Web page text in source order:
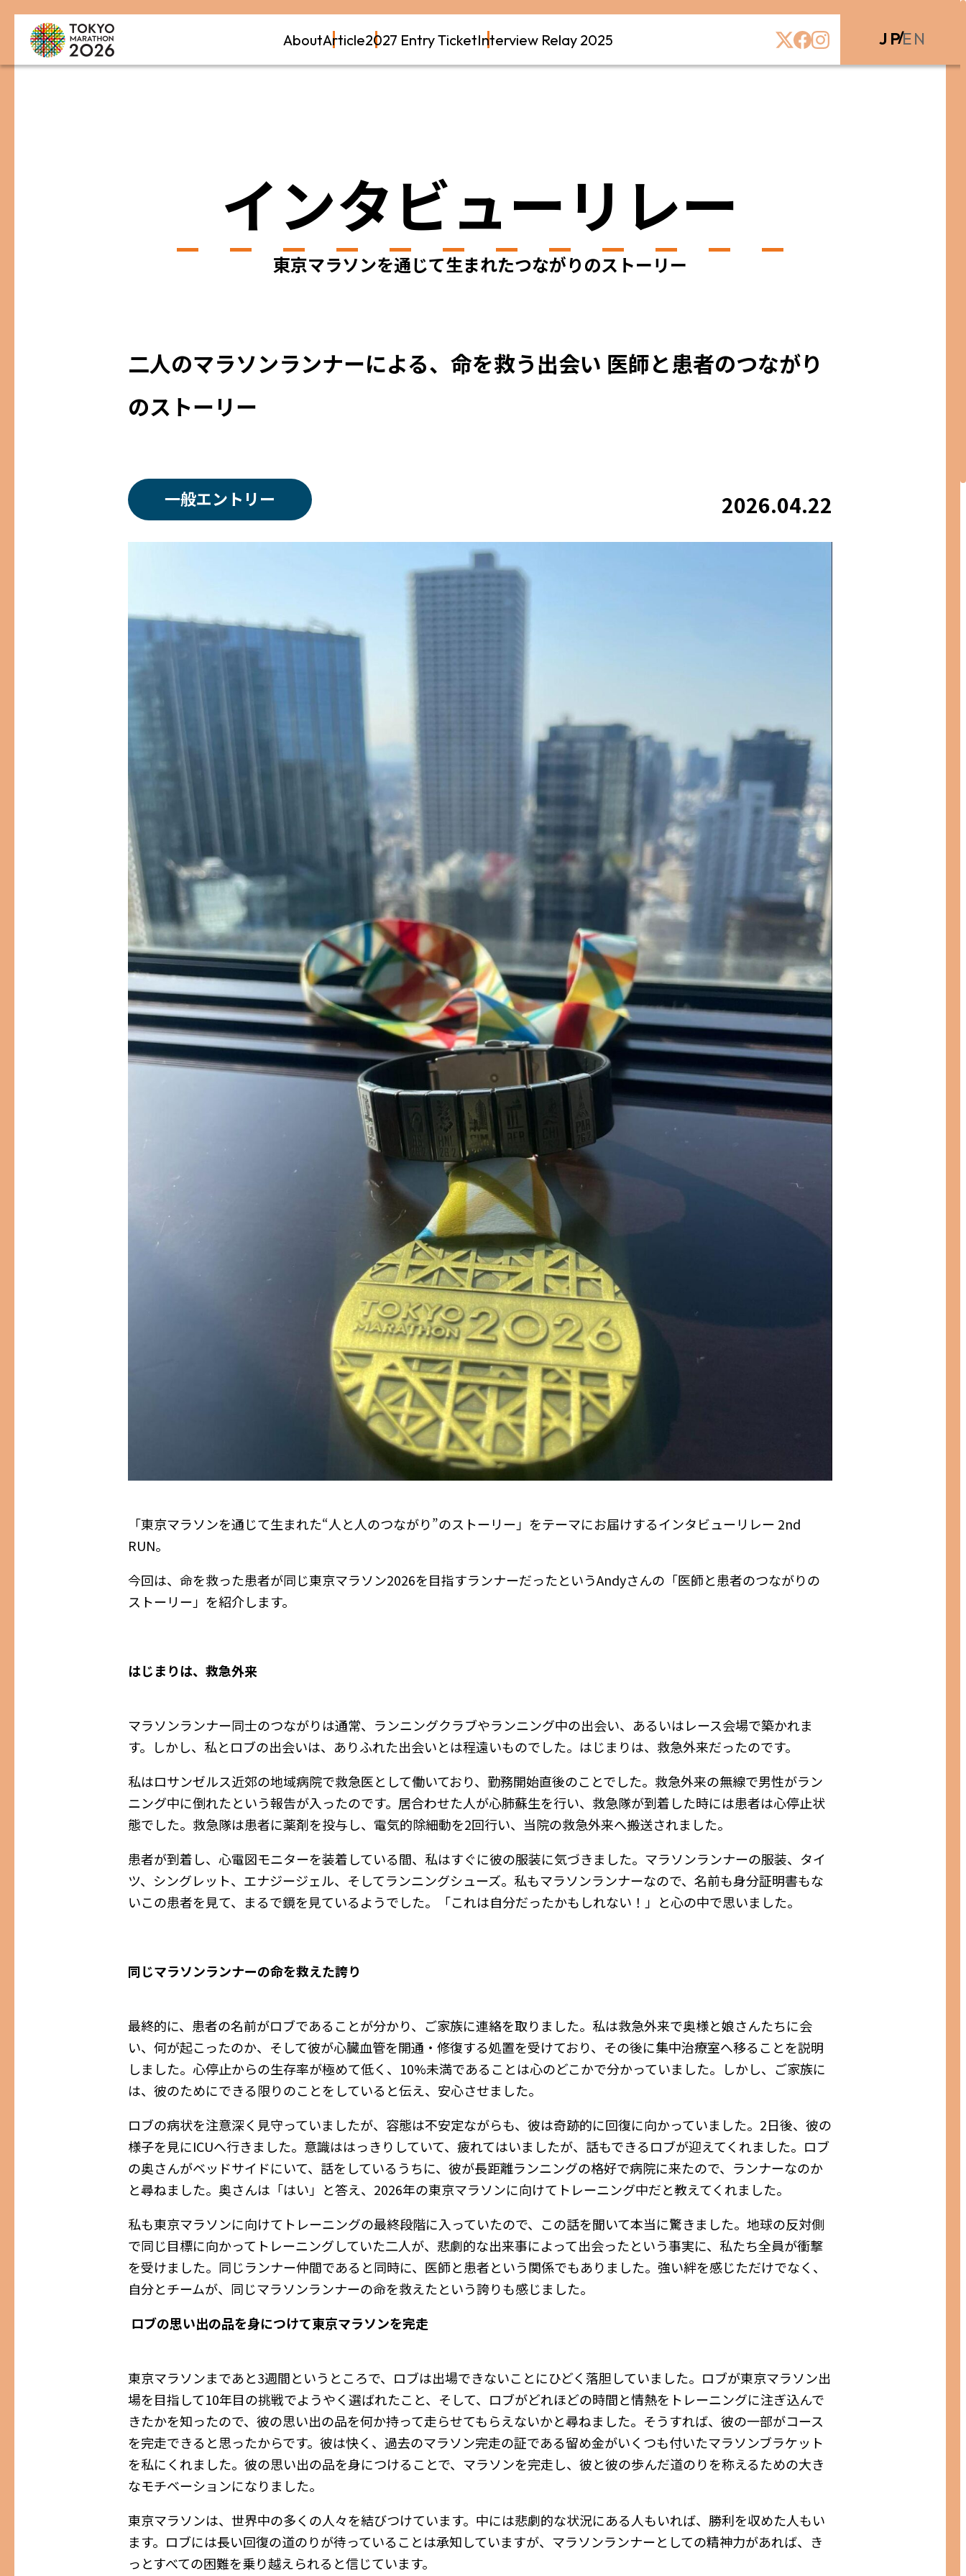
AboutArticle2027 Entry TicketInterview Relay 2025 JPEN
インタビューリレー
東京マラソンを通じて生まれたつながりのストーリー
二人のマラソンランナーによる、命を救う出会い 医師と患者のつながり
のストーリー
一般エントリー 2026.04.22
「東京マラソンを通じて生まれた“人と人のつながり”のストーリー」をテーマにお届けするインタビューリレー 2nd
RUN。
今回は、命を救った患者が同じ東京マラソン2026を目指すランナーだったというAndyさんの「医師と患者のつながりの
ストーリー」を紹介します。
はじまりは、救急外来
マラソンランナー同士のつながりは通常、ランニングクラブやランニング中の出会い、あるいはレース会場で築かれま
す。しかし、私とロブの出会いは、ありふれた出会いとは程遠いものでした。はじまりは、救急外来だったのです。
私はロサンゼルス近郊の地域病院で救急医として働いており、勤務開始直後のことでした。救急外来の無線で男性がラン
ニング中に倒れたという報告が入ったのです。居合わせた人が心肺蘇生を行い、救急隊が到着した時には患者は心停止状
態でした。救急隊は患者に薬剤を投与し、電気的除細動を2回行い、当院の救急外来へ搬送されました。
患者が到着し、心電図モニターを装着している間、私はすぐに彼の服装に気づきました。マラソンランナーの服装、タイ
ツ、シングレット、エナジージェル、そしてランニングシューズ。私もマラソンランナーなので、名前も身分証明書もな
いこの患者を見て、まるで鏡を見ているようでした。「これは自分だったかもしれない！」と心の中で思いました。
同じマラソンランナーの命を救えた誇り
最終的に、患者の名前がロブであることが分かり、ご家族に連絡を取りました。私は救急外来で奥様と娘さんたちに会
い、何が起こったのか、そして彼が心臓血管を開通・修復する処置を受けており、その後に集中治療室へ移ることを説明
しました。心停止からの生存率が極めて低く、10%未満であることは心のどこかで分かっていました。しかし、ご家族に
は、彼のためにできる限りのことをしていると伝え、安心させました。
ロブの病状を注意深く見守っていましたが、容態は不安定ながらも、彼は奇跡的に回復に向かっていました。2日後、彼の
様子を見にICUへ行きました。意識ははっきりしていて、疲れてはいましたが、話もできるロブが迎えてくれました。ロブ
の奥さんがベッドサイドにいて、話をしているうちに、彼が長距離ランニングの格好で病院に来たので、ランナーなのか
と尋ねました。奥さんは「はい」と答え、2026年の東京マラソンに向けてトレーニング中だと教えてくれました。
私も東京マラソンに向けてトレーニングの最終段階に入っていたので、この話を聞いて本当に驚きました。地球の反対側
で同じ目標に向かってトレーニングしていた二人が、悲劇的な出来事によって出会ったという事実に、私たち全員が衝撃
を受けました。同じランナー仲間であると同時に、医師と患者という関係でもありました。強い絆を感じただけでなく、
自分とチームが、同じマラソンランナーの命を救えたという誇りも感じました。
ロブの思い出の品を身につけて東京マラソンを完走
東京マラソンまであと3週間というところで、ロブは出場できないことにひどく落胆していました。ロブが東京マラソン出
場を目指して10年目の挑戦でようやく選ばれたこと、そして、ロブがどれほどの時間と情熱をトレーニングに注ぎ込んで
きたかを知ったので、彼の思い出の品を何か持って走らせてもらえないかと尋ねました。そうすれば、彼の一部がコース
を完走できると思ったからです。彼は快く、過去のマラソン完走の証である留め金がいくつも付いたマラソンブラケット
を私にくれました。彼の思い出の品を身につけることで、マラソンを完走し、彼と彼の歩んだ道のりを称えるための大き
なモチベーションになりました。
東京マラソンは、世界中の多くの人々を結びつけています。中には悲劇的な状況にある人もいれば、勝利を収めた人もい
ます。ロブには長い回復の道のりが待っていることは承知していますが、マラソンランナーとしての精神力があれば、き
っとすべての困難を乗り越えられると信じています。